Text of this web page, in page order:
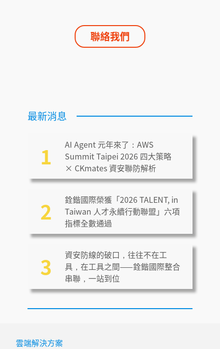
聯絡我們
最新消息
1
AI Agent 元年來了：AWS
Summit Taipei 2026 四大策略
× CKmates 資安聯防解析
2
銓鍇國際榮獲「2026 TALENT, in
Taiwan 人才永續行動聯盟」六項
指標全數通過
3
資安防線的破口，往往不在工
具，在工具之間——銓鍇國際整合
串聯，一站到位
雲端解決方案